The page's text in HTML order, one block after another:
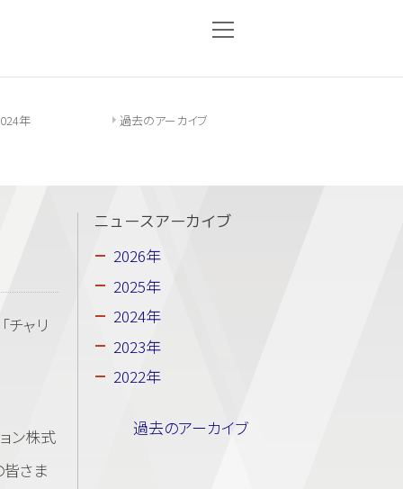
年 過去のアーカイブ
チャリ
ン株式
皆さま
ニュースアーカイブ
2026年
2025年
2024年
2023年
2022年
過去のアーカイブ